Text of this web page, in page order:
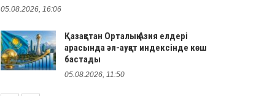
05.08.2026, 16:06
Қазақстан Орталық Азия елдері
арасында әл-ауқат индексінде көш
бастады
05.08.2026, 11:50